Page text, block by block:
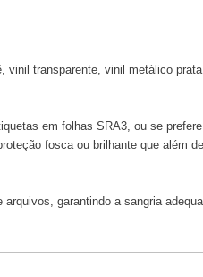
vinil transparente, vinil metálico
em folhas SRA3, ou se
fosca ou brilhante que além
garantindo a sangria